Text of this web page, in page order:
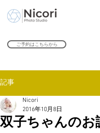
世田谷のフォトスタジオ「にこたま写真館 Nicori」｜二子
２０２４年で創業１０
ご予約はこちらから
記事
双子ちゃんのお
Nicori
2016年10月8日